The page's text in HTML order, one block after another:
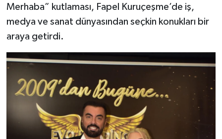
Merhaba” kutlaması, Fapel Kuruçeşme’de iş,
medya ve sanat dünyasından seçkin konukları bir
araya getirdi.